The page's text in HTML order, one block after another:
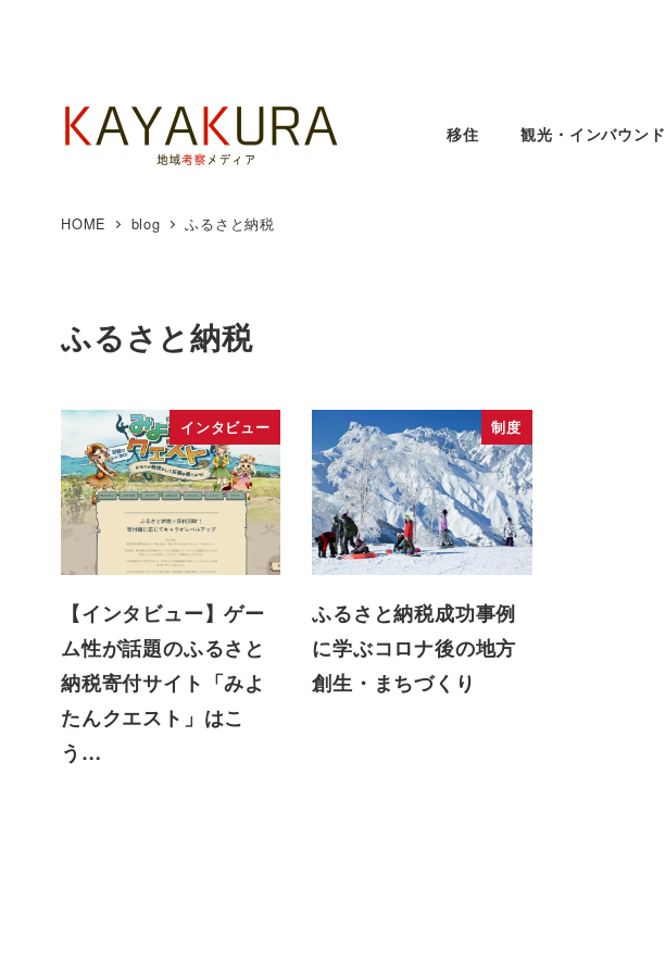
移住 観光・インバウンド
HOME blog ふるさと納税
ふるさと納税
インタビュー
【インタビュー】ゲー
ム性が話題のふるさと
納税寄付サイト「みよ
たんクエスト」はこ
う…
制度
ふるさと納税成功事例
に学ぶコロナ後の地方
創生・まちづくり